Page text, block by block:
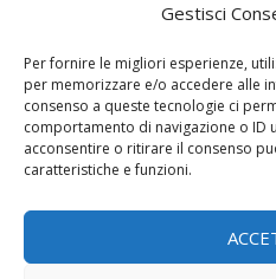
Gestisci
Per fornire le migliori esperienze,
per memorizzare e/o accedere alle
consenso a queste tecnologie ci
comportamento di navigazione o ID
acconsentire o ritirare il consenso
caratteristiche e funzioni.
RSS
SSL SECURE